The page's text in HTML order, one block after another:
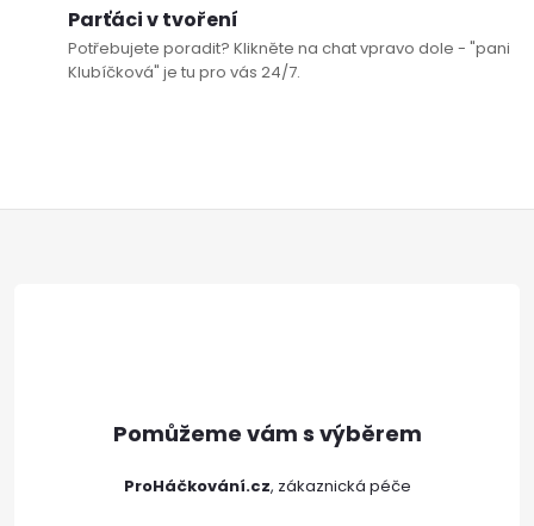
Parťáci v tvoření
Potřebujete poradit? Klikněte na chat vpravo dole - "pani
Klubíčková" je tu pro vás 24/7.
ProHáčkování.cz